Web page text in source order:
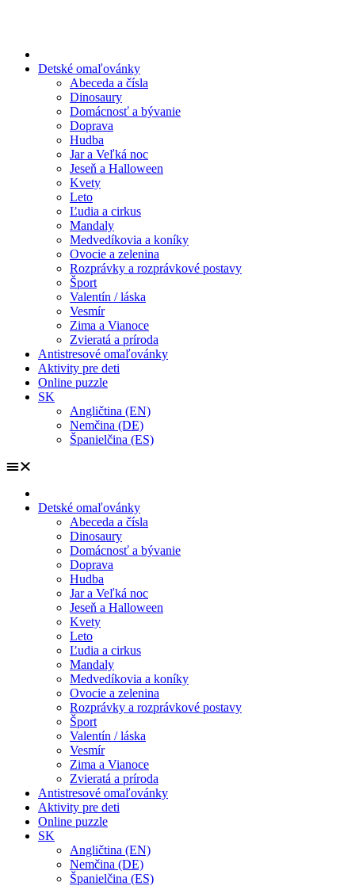
Detské omaľovánky
Abeceda a čísla
Dinosaury
Domácnosť a bývanie
Doprava
Hudba
Jar a Veľká noc
Jeseň a Halloween
Kvety
Leto
Ľudia a cirkus
Mandaly
Medvedíkovia a koníky
Ovocie a zelenina
Rozprávky a rozprávkové postavy
Šport
Valentín / láska
Vesmír
Zima a Vianoce
Zvieratá a príroda
Antistresové omaľovánky
Aktivity pre deti
Online puzzle
SK
Angličtina (EN)
Nemčina (DE)
Španielčina (ES)
Detské omaľovánky
Abeceda a čísla
Dinosaury
Domácnosť a bývanie
Doprava
Hudba
Jar a Veľká noc
Jeseň a Halloween
Kvety
Leto
Ľudia a cirkus
Mandaly
Medvedíkovia a koníky
Ovocie a zelenina
Rozprávky a rozprávkové postavy
Šport
Valentín / láska
Vesmír
Zima a Vianoce
Zvieratá a príroda
Antistresové omaľovánky
Aktivity pre deti
Online puzzle
SK
Angličtina (EN)
Nemčina (DE)
Španielčina (ES)